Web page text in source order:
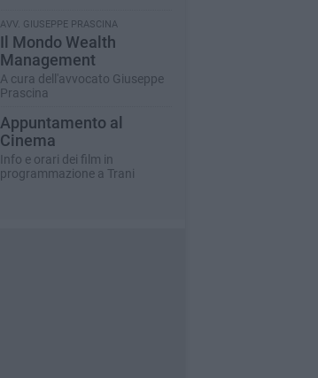
AVV. GIUSEPPE PRASCINA
Il Mondo Wealth
Management
A cura dell'avvocato Giuseppe
Prascina
Appuntamento al
Cinema
Info e orari dei film in
programmazione a Trani